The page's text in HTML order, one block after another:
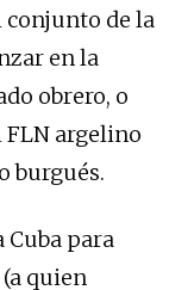
conjunto de la
en la
obrero, o
argelino
burgués.
para
quien